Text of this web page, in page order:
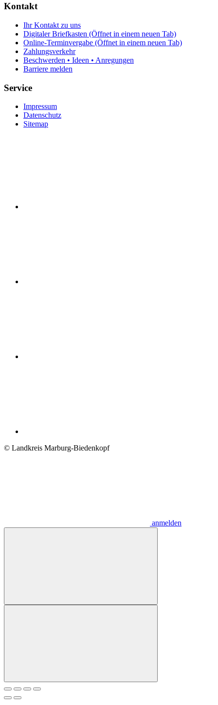
Kontakt
Ihr Kontakt zu uns
Digitaler Briefkasten (Öffnet in einem neuen Tab)
Online-Terminvergabe (Öffnet in einem neuen Tab)
Zahlungsverkehr
Beschwerden • Ideen • Anregungen
Barriere melden
Service
Impressum
Datenschutz
Sitemap
© Landkreis Marburg-Biedenkopf
anmelden